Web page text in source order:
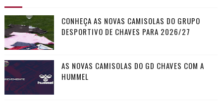
CONHEÇA AS NOVAS CAMISOLAS DO GRUPO
DESPORTIVO DE CHAVES PARA 2026/27
AS NOVAS CAMISOLAS DO GD CHAVES COM A
HUMMEL